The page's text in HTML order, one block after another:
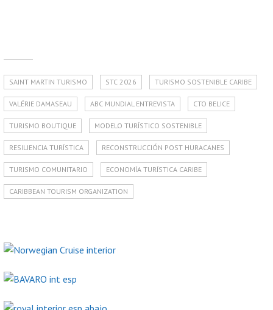
SAINT MARTIN TURISMO STC 2026 TURISMO SOSTENIBLE CARIBE
VALÉRIE DAMASEAU ABC MUNDIAL ENTREVISTA CTO BELICE
TURISMO BOUTIQUE MODELO TURÍSTICO SOSTENIBLE
RESILIENCIA TURÍSTICA RECONSTRUCCIÓN POST HURACANES
TURISMO COMUNITARIO ECONOMÍA TURÍSTICA CARIBE
CARIBBEAN TOURISM ORGANIZATION